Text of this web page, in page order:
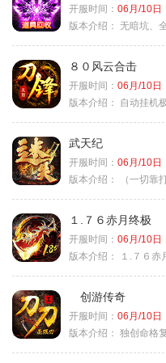
开服时间： 06月/10日
版本介绍： 无暗坑、
８０风云合击
开服时间： 06月/10日
版本介绍：
自动挂机
武天纪
开服时间： 06月/10日
版本介绍：
（一切靠
１.７６赤月终极
开服时间： 06月/10日
版本介绍：
１.７６赤
创游传奇
开服时间： 06月/10日
版本介绍： 独创命格